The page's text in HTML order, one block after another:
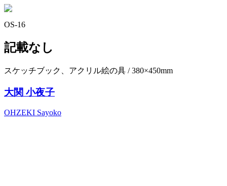
OS-16
記載なし
スケッチブック、アクリル絵の具 / 380×450mm
大関 小夜子
OHZEKI Sayoko